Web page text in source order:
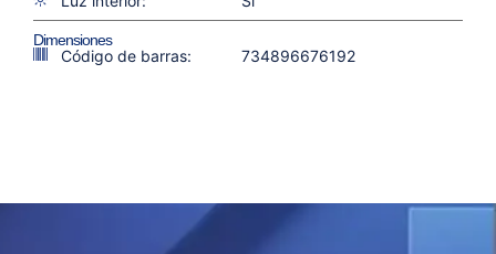
Dimensiones
Código de barras: 734896676192